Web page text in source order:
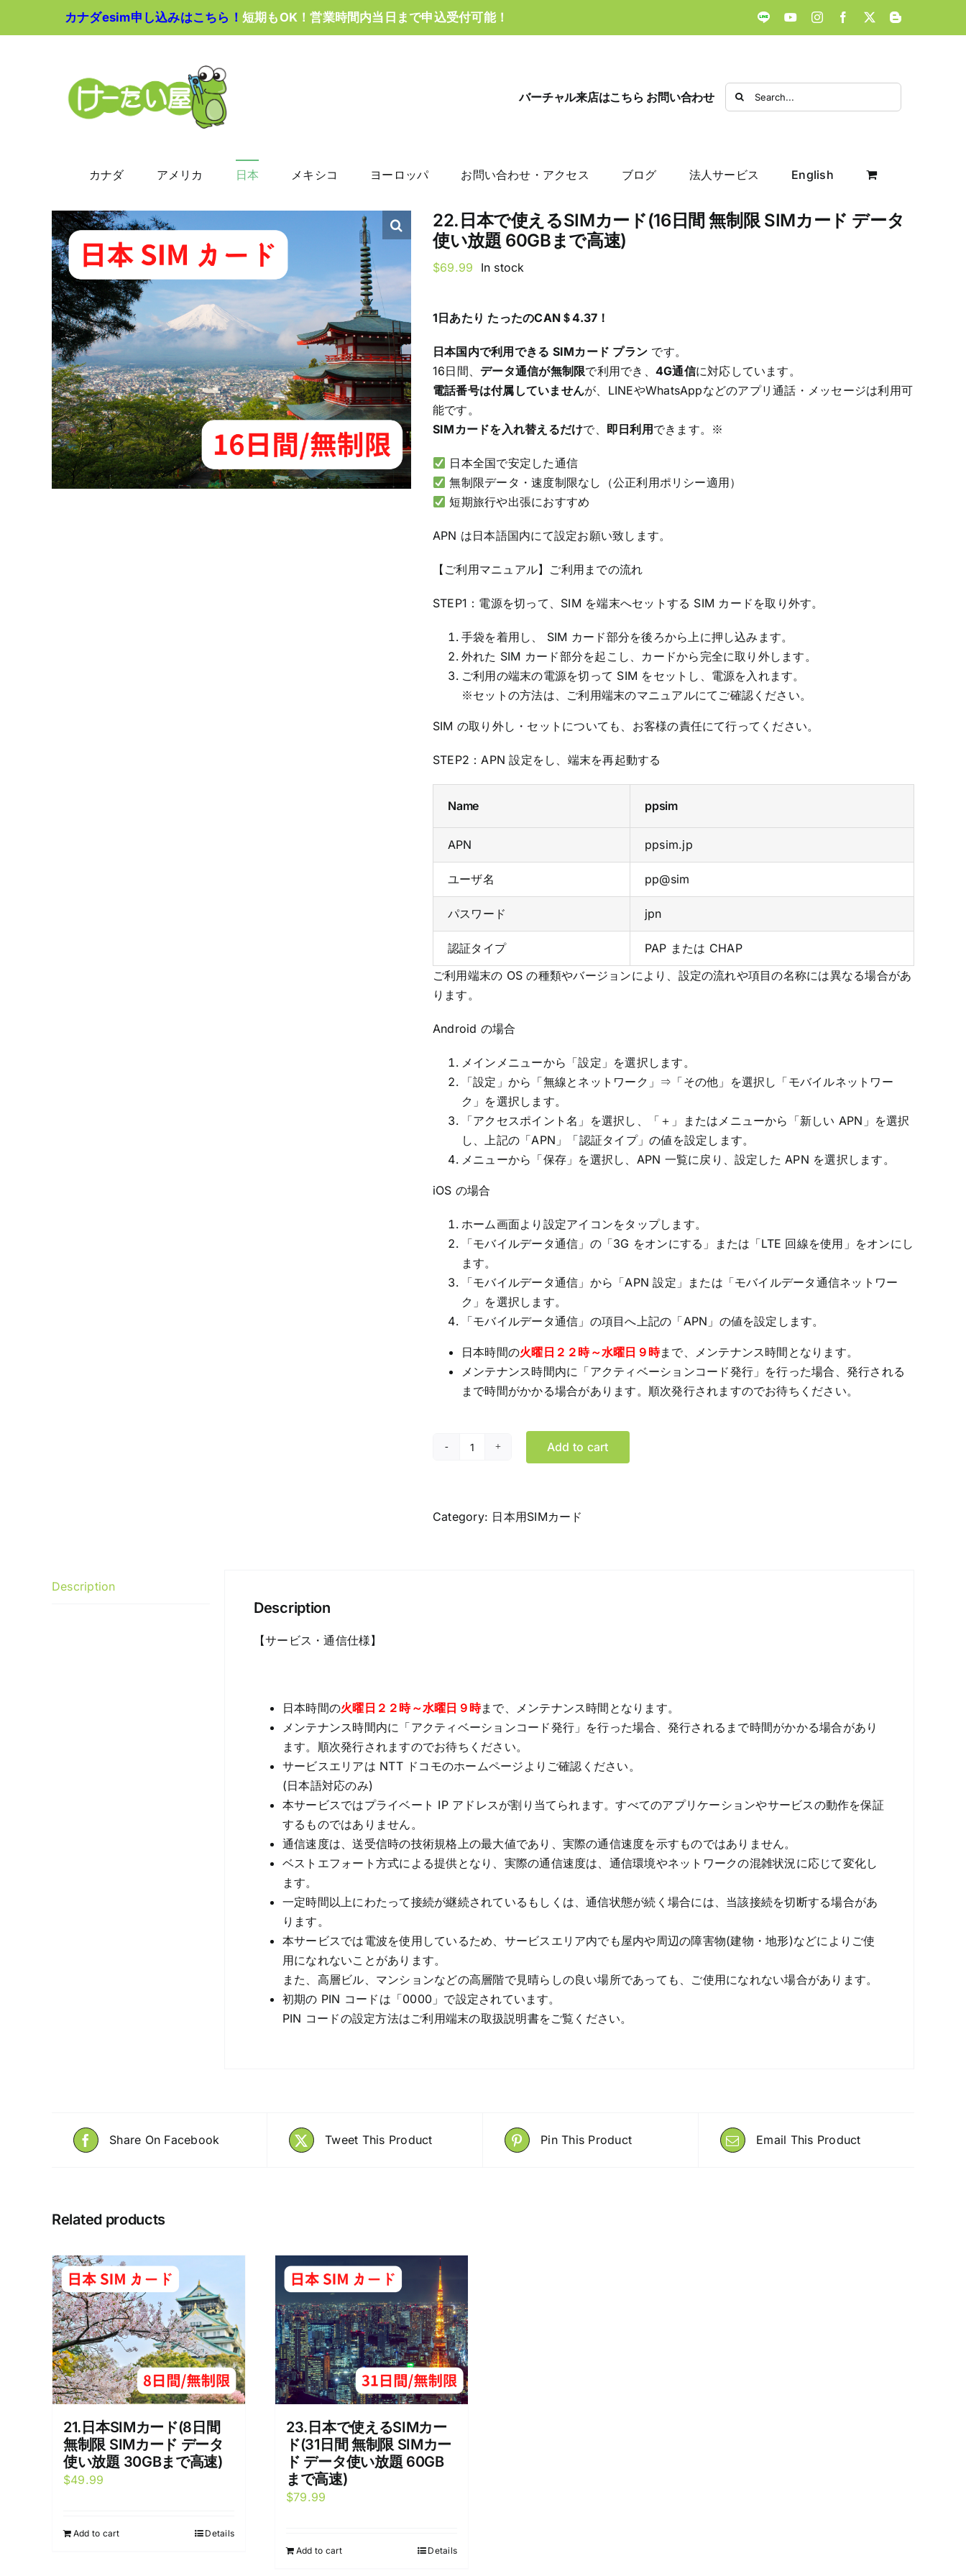
カナダesim申し込みはこちら！ 短期もOK！営業時間内当日まで申込受付可能！ LINE YouTubeInstagramFacebook
X Blogger
バーチャル来店はこちら お問い合わせ
Search
for:
カナダ アメリカ 日本 メキシコ ヨーロッパ お問い合わせ・アクセス ブログ 法人サービス English
22.日本で使えるSIMカード(16日間 無制限 SIMカード データ
使い放題 60GBまで高速)
$69.99 In stock
1日あたり たったのCAN＄4.37！
日本国内で利用できる SIMカード プラン です。
16日間、 データ通信が無制限で利用でき、 4G通信に対応しています。
電話番号は付属していませんが、LINEやWhatsAppなどのアプリ通話・メッセージは利用可
能です。
SIMカードを入れ替えるだけで、 即日利用 できます。※
日本全国で安定した通信
無制限データ・速度制限なし（公正利用ポリシー適用）
短期旅行や出張におすすめ
APN は日本語国内にて設定お願い致します。
【ご利用マニュアル】ご利用までの流れ
STEP1：電源を切って、SIM を端末へセットする SIM カードを取り外す。
手袋を着用し、 SIM カード部分を後ろから上に押し込みます。
外れた SIM カード部分を起こし、カードから完全に取り外します。
ご利用の端末の電源を切って SIM をセットし、電源を入れます。
※セットの方法は、ご利用端末のマニュアルにてご確認ください。
SIM の取り外し・セットについても、お客様の責任にて行ってください。
STEP2：APN 設定をし、端末を再起動する
Name ppsim
APN ppsim.jp
ユーザ名 pp@sim
パスワード jpn
認証タイプ
PAP または CHAP
ご利用端末の OS の種類やバージョンにより、設定の流れや項目の名称には異なる場合があ
ります。
Android の場合
メインメニューから「設定」を選択します。
「設定」から「無線とネットワーク」⇒「その他」を選択し「モバイルネットワー
ク」を選択します。
「アクセスポイント名」を選択し、「＋」またはメニューから「新しい APN」を選択
し、上記の「APN」「認証タイプ」の値を設定します。
メニューから「保存」を選択し、APN 一覧に戻り、設定した APN を選択します。
iOS の場合
ホーム画面より設定アイコンをタップします。
「モバイルデータ通信」の「3G をオンにする」または「LTE 回線を使用」をオンにし
ます。
「モバイルデータ通信」から「APN 設定」または「モバイルデータ通信ネットワー
ク」を選択します。
「モバイルデータ通信」の項目へ上記の「APN」の値を設定します。
日本時間の火曜日２２時～水曜日９時まで、メンテナンス時間となります。
メンテナンス時間内に「アクティベーションコード発行」を行った場合、発行される
まで時間がかかる場合があります。順次発行されますのでお待ちください。
22.
で
間
無
制
限
カ
ド
デ
タ
い
題
60GB
ま
Add to cart
Category: 日本用SIMカード
Description
Description
【サービス・通信仕様】
日本時間の火曜日２２時～水曜日９時まで、メンテナンス時間となります。
メンテナンス時間内に「アクティベーションコード発行」を行った場合、発行されるまで時間がかかる場合があり
ます。順次発行されますのでお待ちください。
サービスエリアは NTT ドコモのホームページよりご確認ください。
(日本語対応のみ)
本サービスではプライベート IP アドレスが割り当てられます。すべてのアプリケーションやサービスの動作を保証
するものではありません。
通信速度は、送受信時の技術規格上の最大値であり、実際の通信速度を示すものではありません。
ベストエフォート方式による提供となり、実際の通信速度は、通信環境やネットワークの混雑状況に応じて変化し
ます。
一定時間以上にわたって接続が継続されているもしくは、通信状態が続く場合には、当該接続を切断する場合があ
ります。
本サービスでは電波を使用しているため、サービスエリア内でも屋内や周辺の障害物(建物・地形)などによりご使
用になれないことがあります。
また、高層ビル、マンションなどの高層階で見晴らしの良い場所であっても、ご使用になれない場合があります。
初期の PIN コードは「0000」で設定されています。
PIN コードの設定方法はご利用端末の取扱説明書をご覧ください。
Share On Facebook Tweet This Product Pin This Product Email This Product
Related products
21.日本SIMカード(8日間
無制限 SIMカード データ
使い放題 30GBまで高速)
$49.99
Add to cart Details
23.日本で使えるSIMカー
ド(31日間 無制限 SIMカー
ド データ使い放題 60GB
まで高速)
$79.99
Add to cart Details